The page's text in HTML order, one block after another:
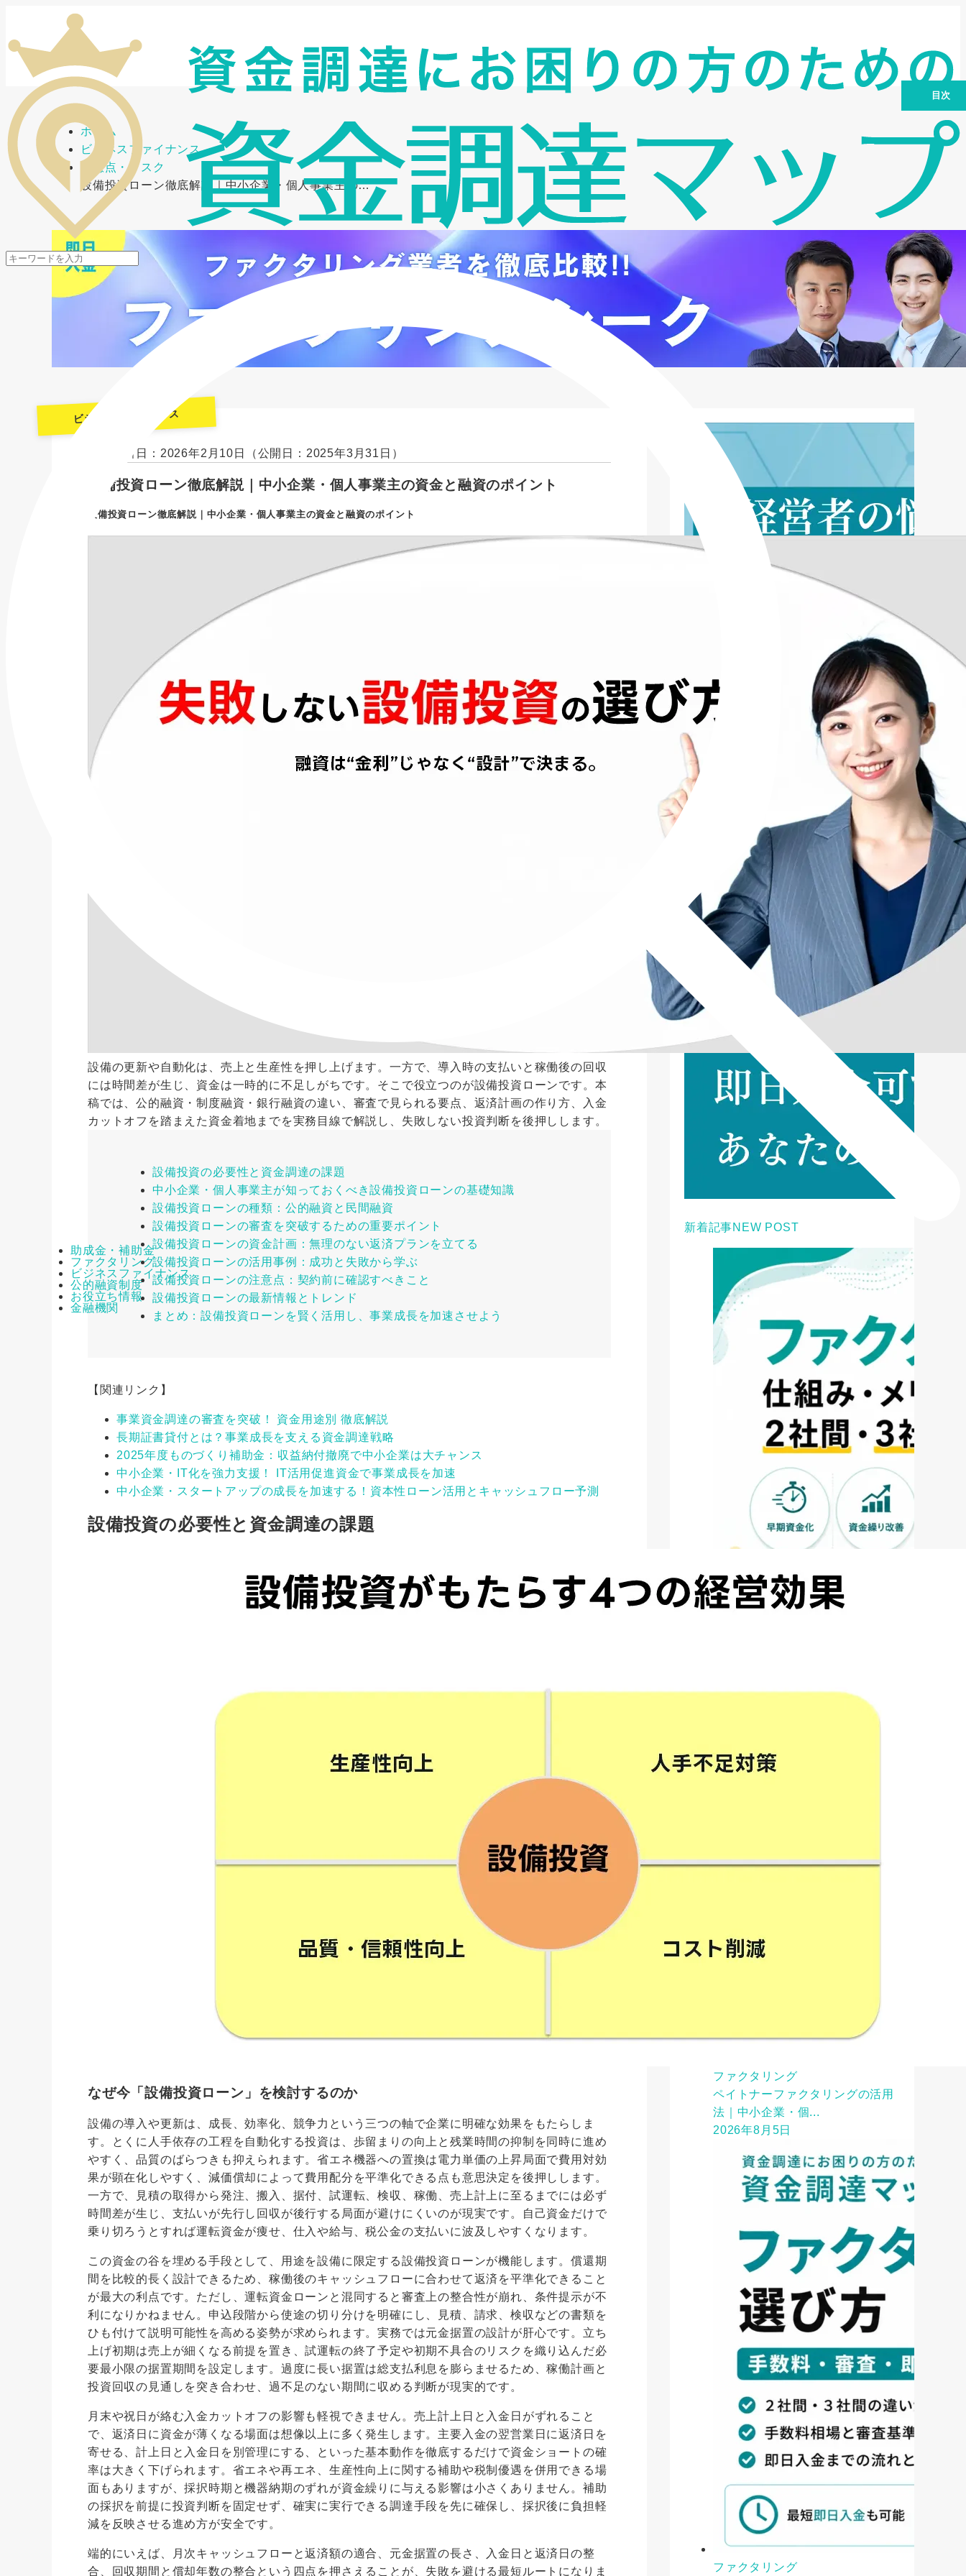
メニューを開閉
助成金・補助金
ファクタリング
ビジネスファイナンス
公的融資制度
お役立ち情報
金融機関
ホーム
ビジネスファイナンス
注意点・リスク
設備投資ローン徹底解説｜中小企業・個人事業主の…
ビジネスファイナンス
最終更新日：2026年2月10日 （公開日：2025年3月31日）
設備投資ローン徹底解説｜中小企業・個人事業主の資金と融資のポイント
設備投資ローン徹底解説｜中小企業・個人事業主の資金と融資のポイント
設備の更新や自動化は、売上と生産性を押し上げます。一方で、導入時の支払いと稼働後の回収
には時間差が生じ、資金は一時的に不足しがちです。そこで役立つのが設備投資ローンです。本
稿では、公的融資・制度融資・銀行融資の違い、審査で見られる要点、返済計画の作り方、入金
カットオフを踏まえた資金着地までを実務目線で解説し、失敗しない投資判断を後押しします。
設備投資の必要性と資金調達の課題
中小企業・個人事業主が知っておくべき設備投資ローンの基礎知識
設備投資ローンの種類：公的融資と民間融資
設備投資ローンの審査を突破するための重要ポイント
設備投資ローンの資金計画：無理のない返済プランを立てる
設備投資ローンの活用事例：成功と失敗から学ぶ
設備投資ローンの注意点：契約前に確認すべきこと
設備投資ローンの最新情報とトレンド
まとめ：設備投資ローンを賢く活用し、事業成長を加速させよう
【関連リンク】
事業資金調達の審査を突破！ 資金用途別 徹底解説
長期証書貸付とは？事業成長を支える資金調達戦略
2025年度ものづくり補助金：収益納付撤廃で中小企業は大チャンス
中小企業・IT化を強力支援！ IT活用促進資金で事業成長を加速
中小企業・スタートアップの成長を加速する！資本性ローン活用とキャッシュフロー予測
設備投資の必要性と資金調達の課題
なぜ今「設備投資ローン」を検討するのか
設備の導入や更新は、成長、効率化、競争力という三つの軸で企業に明確な効果をもたらしま
す。とくに人手依存の工程を自動化する投資は、歩留まりの向上と残業時間の抑制を同時に進め
やすく、品質のばらつきも抑えられます。省エネ機器への置換は電力単価の上昇局面で費用対効
果が顕在化しやすく、減価償却によって費用配分を平準化できる点も意思決定を後押しします。
一方で、見積の取得から発注、搬入、据付、試運転、検収、稼働、売上計上に至るまでには必ず
時間差が生じ、支払いが先行し回収が後行する局面が避けにくいのが現実です。自己資金だけで
乗り切ろうとすれば運転資金が痩せ、仕入や給与、税公金の支払いに波及しやすくなります。
この資金の谷を埋める手段として、用途を設備に限定する設備投資ローンが機能します。償還期
間を比較的長く設計できるため、稼働後のキャッシュフローに合わせて返済を平準化できること
が最大の利点です。ただし、運転資金ローンと混同すると審査上の整合性が崩れ、条件提示が不
利になりかねません。申込段階から使途の切り分けを明確にし、見積、請求、検収などの書類を
ひも付けて説明可能性を高める姿勢が求められます。実務では元金据置の設計が肝心です。立ち
上げ初期は売上が細くなる前提を置き、試運転の終了予定や初期不具合のリスクを織り込んだ必
要最小限の据置期間を設定します。過度に長い据置は総支払利息を膨らませるため、稼働計画と
投資回収の見通しを突き合わせ、過不足のない期間に収める判断が現実的です。
月末や祝日が絡む入金カットオフの影響も軽視できません。売上計上日と入金日がずれること
で、返済日に資金が薄くなる場面は想像以上に多く発生します。主要入金の翌営業日に返済日を
寄せる、計上日と入金日を別管理にする、といった基本動作を徹底するだけで資金ショートの確
率は大きく下げられます。省エネや再エネ、生産性向上に関する補助や税制優遇を併用できる場
面もありますが、採択時期と機器納期のずれが資金繰りに与える影響は小さくありません。補助
の採択を前提に投資判断を固定せず、確実に実行できる調達手段を先に確保し、採択後に負担軽
減を反映させる進め方が安全です。
端的にいえば、月次キャッシュフローと返済額の適合、元金据置の長さ、入金日と返済日の整
合、回収期間と償却年数の整合という四点を押さえることが、失敗を避ける最短ルートになりま
新着記事NEW POST
ファクタリングとは？仕組み・メ
ファクタリング
ペイトナーファクタリングの活用
法｜中小企業・個...
2026年8月5日
ファクタリング
目次
中小企業・個人事業主が知っておくべき
設備投資ローンの基礎知識
設備投資ローンの種類：公的融資と民間
設備投資ローンの審査を突破するための
重要ポイント
設備投資ローンの資金計画：無理のない
返済プランを立てる
設備投資ローンの活用事例：成功と失敗
設備投資ローンの注意点：契約前に確認
すべきこと
設備投資ローンの最新情報とトレンド